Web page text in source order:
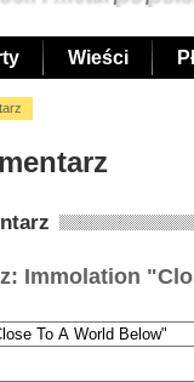
Wieści
Immolation